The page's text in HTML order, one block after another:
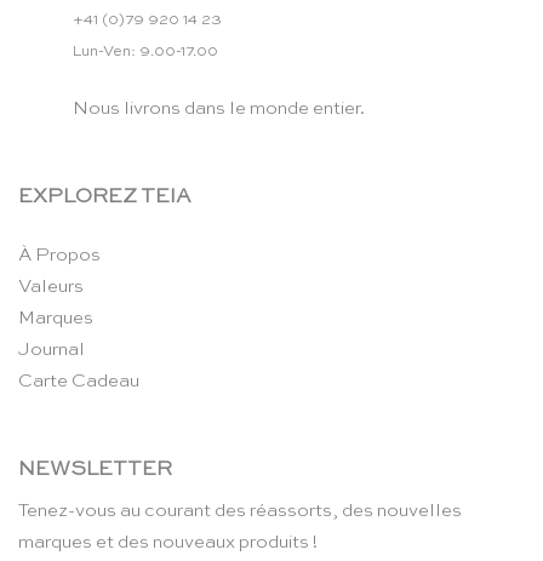
+41 (0)79 920 14 23
Lun-Ven: 9.00-17.00
Nous livrons dans le monde entier.
EXPLOREZ TEIA
À Propos
Valeurs
Marques
Journal
Carte Cadeau
NEWSLETTER
Tenez-vous au courant des réassorts, des nouvelles
marques et des nouveaux produits !